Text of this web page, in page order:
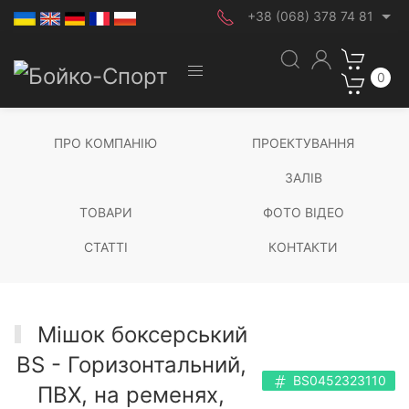
+38 (068) 378 74 81
0
ПРО КОМПАНІЮ ПРОЕКТУВАННЯ
ЗАЛІВ
ТОВАРИ ФОТО ВІДЕО
СТАТТІ КОНТАКТИ
Мішок боксерський
BS - Горизонтальний,
ПВХ, на ременях,
BS0452323110